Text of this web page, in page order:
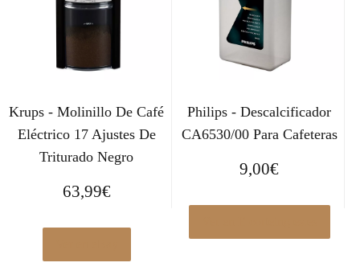
Krups - Molinillo De Café
Eléctrico 17 Ajustes De
Triturado Negro
63,99€
Philips - Descalcificador
CA6530/00 Para Cafeteras
9,00€